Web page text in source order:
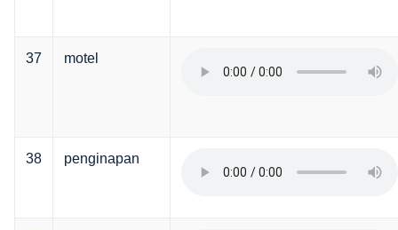
37 motel
38 penginapan